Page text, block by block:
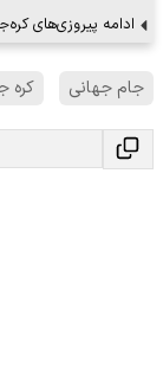
ادامه‌ پیروزی‌های
جام جهانی کره